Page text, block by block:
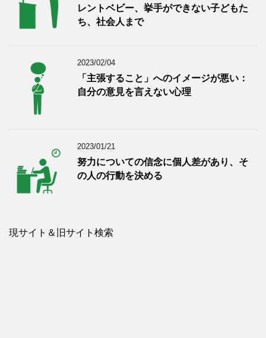
レントベビー、挙手ができない子どもた
ち、社会人まで
2023/02/04
「主張すること」へのイメージが悪い：
自分の意見を言えない心理
2023/01/21
努力についての信念に個人差があり、そ
の人の行動を決める
現サイト＆旧サイト検索